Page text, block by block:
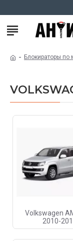
Блокираторы по
Volkswagen
2010-